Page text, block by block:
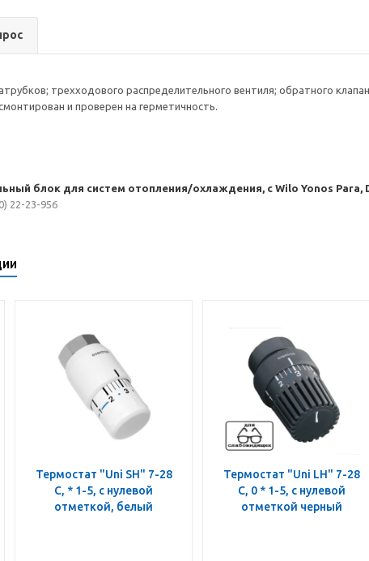
трехходового распределительного вентиля; обратного
и проверен на герметичность.
блок для систем отопления/охлаждения, с Wilo Yonos Para,
22-23-956
Термостат "Uni SH" 7-28
C, * 1-5, с нулевой
отметкой, белый
Термостат "Uni LH" 7-28
C, 0 * 1-5, с нулевой
отметкой черный